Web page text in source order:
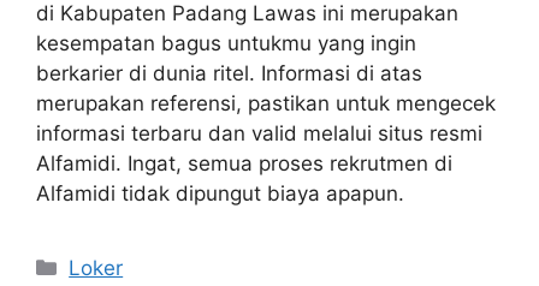
di Kabupaten Padang Lawas ini merupakan
kesempatan bagus untukmu yang ingin
berkarier di dunia ritel. Informasi di atas
merupakan referensi, pastikan untuk mengecek
informasi terbaru dan valid melalui situs resmi
Alfamidi. Ingat, semua proses rekrutmen di
Alfamidi tidak dipungut biaya apapun.
Kategori
Loker